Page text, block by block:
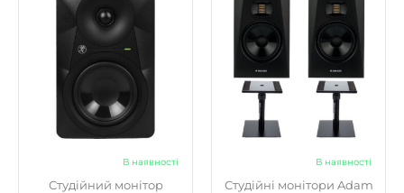
В наявності
Студійний монітор
В наявності
Студійні монітори Adam